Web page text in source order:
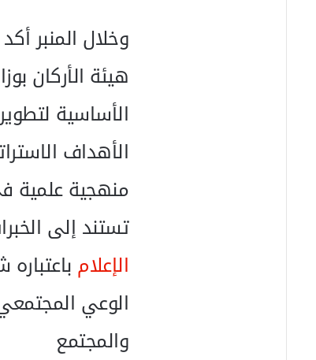
وخلال المنبر
هيئة الأركان
الأساسية
الأهداف
منهجية علمية
تستند إلى
الإعلام
الوعي
والمجتمع